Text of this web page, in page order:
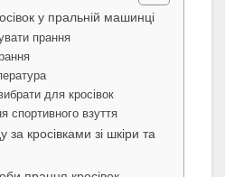
у пральній машинці
прання
для кросівок
спортивного взуття
за кросівками зі шкіри та